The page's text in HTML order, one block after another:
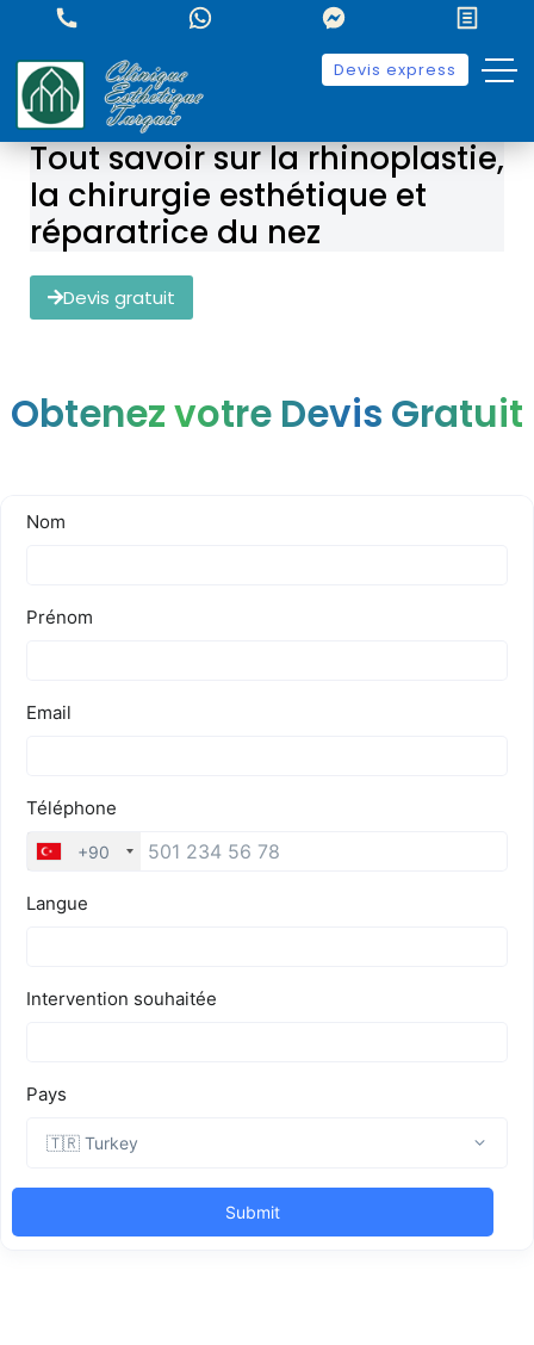
Devis express
Tout savoir sur la rhinoplastie,
la chirurgie esthétique et
réparatrice du nez
Devis gratuit
Obtenez votre Devis Gratuit